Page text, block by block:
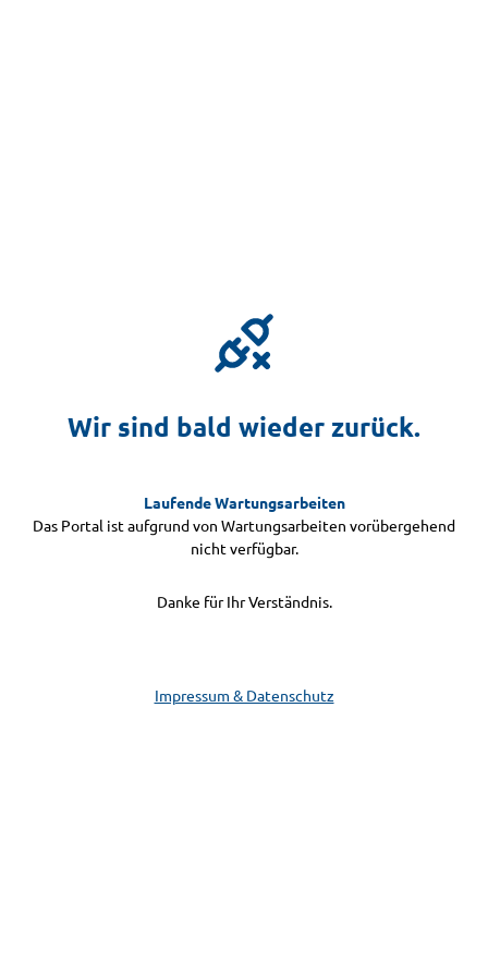
Wir sind bald wieder zurück.
Laufende Wartungsarbeiten
Das Portal ist aufgrund von Wartungsarbeiten vorübergehend
nicht verfügbar.
Danke für Ihr Verständnis.
Impressum & Datenschutz